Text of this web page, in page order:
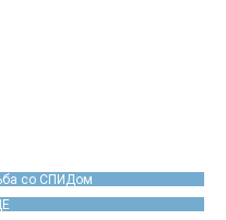
со СПИДом